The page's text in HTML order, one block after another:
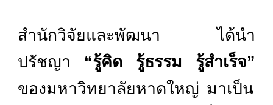
สำนักวิจัยและพัฒนา ได้นำ
ปรัชญา “รู้คิด รู้ธรรม รู้สำเร็จ”
ของมหาวิทยาลัยหาดใหญ่ มาเป็น